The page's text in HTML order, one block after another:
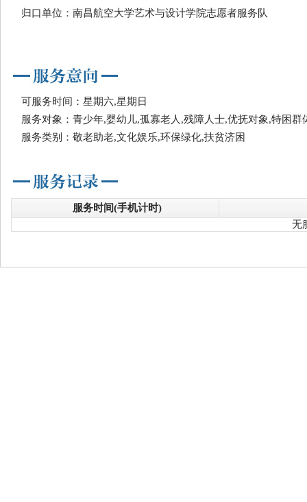
归口单位：南昌航空大学艺术与设计学院志愿者服务队
可服务时间：星期六,星期日
服务对象：青少年,婴幼儿,孤寡老人,残障人士,优抚对象,特困群
服务类别：敬老助老,文化娱乐,环保绿化,扶贫济困